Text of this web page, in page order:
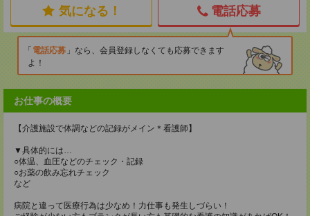
気になる！ 電話応募
電話応募
なら、会員登録しなくても応募できます
よ！
お仕事の概要
【介護施設で体調などの記録がメイン＊看護師】
▼具体的には…
○体温、血圧などのチェック・記録
○お薬の飲み忘れチェック
など
病院と違って医療行為は少なめ！力仕事も発生しづらい！